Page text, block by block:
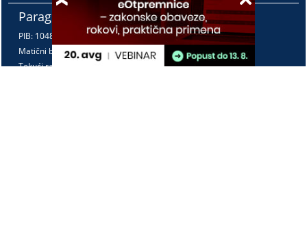
Paragraf Lex d.o.o.
PIB: 104830593
Matični broj: 20240156
Tekući račun: